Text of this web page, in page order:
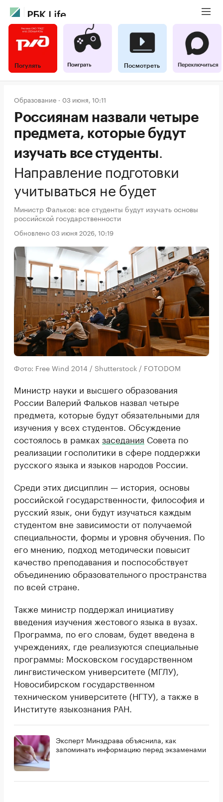
Погулять Посмотреть
Образование 03 июня, 10:11
Россиянам назвали четыре
предмета, которые будут
изучать все студенты.
Направление подготовки
учитываться не будет
Министр Фальков: все студенты будут изучать основы
российской государственности
Обновлено 03 июня 2026, 10:19
Фото: Free Wind 2014 / Shutterstock / FOTODOM
Министр науки и высшего образования
России Валерий Фальков назвал четыре
предмета, которые будут обязательными для
изучения у всех студентов. Обсуждение
состоялось в рамках заседания Совета по
реализации госполитики в сфере поддержки
русского языка и языков народов России.
Среди этих дисциплин — история, основы
российской государственности, философия и
русский язык, они будут изучаться каждым
студентом вне зависимости от получаемой
специальности, формы и уровня обучения. По
его мнению, подход методически повысит
качество преподавания и поспособствует
объединению образовательного пространства
по всей стране.
Также министр поддержал инициативу
введения изучения жестового языка в вузах.
Программа, по его словам, будет введена в
учреждениях, где реализуются специальные
программы: Московском государственном
лингвистическом университете (МГЛУ),
Новосибирском государственном
техническом университете (НГТУ), а также в
Институте языкознания РАН.
Эксперт Минздрава объяснила, как
запоминать информацию перед экзаменами